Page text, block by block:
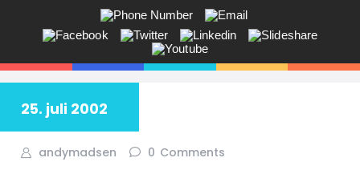
ANDY V.S. MADSEN:
KOMMUNIKATION, COACHING,
EVENTS, NETVÆRK,
Får du ikke sagt tingene på den rigtige måde? Savner du flere kunder
i butikken? Jeg hjælper dig!
25. juli 2002
andymadsen 0 Comments